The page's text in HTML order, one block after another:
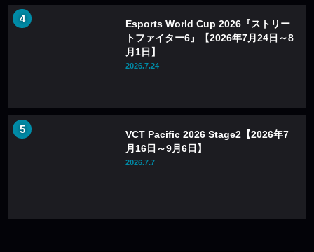
Esports World Cup 2026『ストリー
トファイター6』【2026年7月24日～8
月1日】
2026.7.24
VCT Pacific 2026 Stage2【2026年7
月16日～9月6日】
2026.7.7